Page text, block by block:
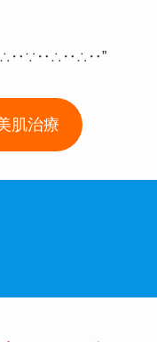
肌治療